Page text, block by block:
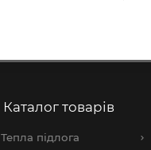
Каталог товарів
Тепла підлога